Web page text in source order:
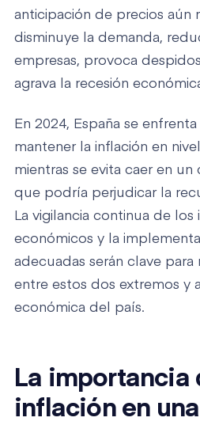
anticipación de precios aún
disminuye la demanda,
empresas, provoca
agrava la recesión
En 2024, España se
mantener la inflación en
mientras se evita caer en
que podría perjudicar la
La vigilancia continua de los
económicos y la
adecuadas serán clave
entre estos dos extremos y
económica del país.
La importancia
inflación en